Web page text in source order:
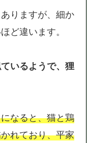
りますが、細か
ど違います。
いるようで、狸
なると、猫と鶏
れており、平家